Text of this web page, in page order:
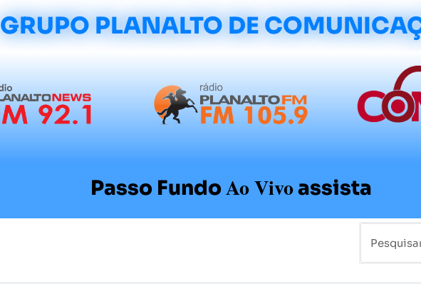
GRUPO PLANALTO DE
Passo FundoAo Vivoassista